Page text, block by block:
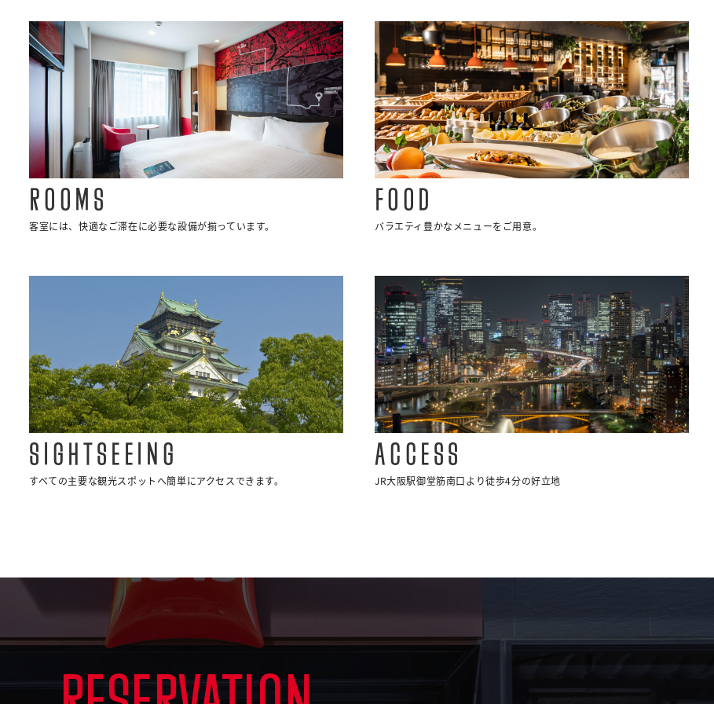
ROOMS
客室には、快適なご滞在に必要な設備が揃っています。
FOOD
バラエティ豊かなメニューをご用意。
SIGHTSEEING
すべての主要な観光スポットへ簡単にアクセスできます。
ACCESS
JR大阪駅御堂筋南口より徒歩4分の好立地